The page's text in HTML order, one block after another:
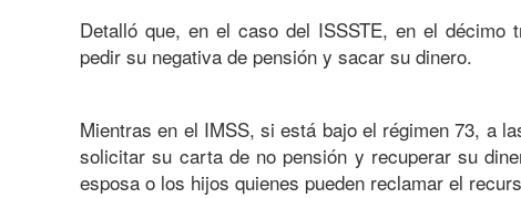
Detalló que, en el caso del ISSSTE, en el
pedir su negativa de pensión y sacar su dinero.
Mientras en el IMSS, si está bajo el régimen 73, a
solicitar su carta de no pensión y recuperar su
esposa o los hijos quienes pueden reclamar el